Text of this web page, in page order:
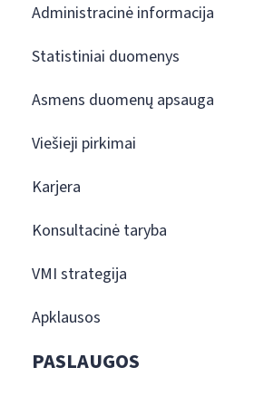
Administracinė informacija
Statistiniai duomenys
Asmens duomenų apsauga
Viešieji pirkimai
Karjera
Konsultacinė taryba
VMI strategija
Apklausos
PASLAUGOS